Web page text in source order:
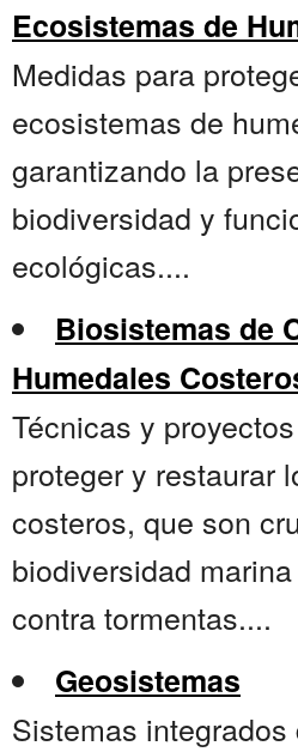
Ecosistemas de
Medidas para
ecosistemas de
garantizando la
biodiversidad y
ecológicas....
Biosistemas de
Humedales
Técnicas y
proteger y restaurar
costeros, que son
biodiversidad
contra tormentas....
Geosistemas
Sistemas